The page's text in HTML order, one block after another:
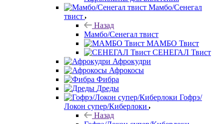
Мамбо/Сенегал
твист
Назад
Мамбо/Сенегал твист
МАМБО Твист
СЕНЕГАЛ Твист
Афрокудри
Афрокосы
Фибра
Дреды
Гофрэ/
Локон супер/Киберлоки
Назад